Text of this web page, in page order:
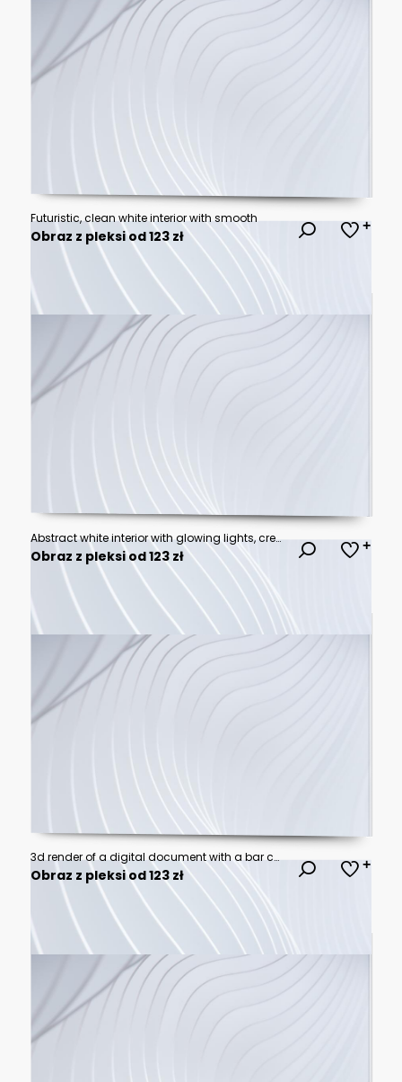
Futuristic, clean white interior with smooth
Obraz z pleksi od 123 zł
Abstract white interior with glowing lights, creating a futuristic and minimalist feel.
Obraz z pleksi od 123 zł
3d render of a digital document with a bar chart and orbiting particles
Obraz z pleksi od 123 zł